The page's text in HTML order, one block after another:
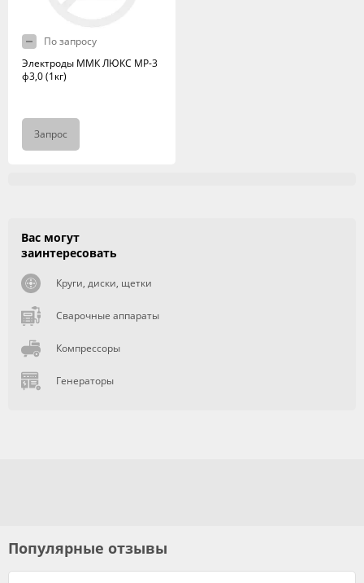
По запросу
Электроды ММК ЛЮКС МР-3
ф3,0 (1кг)
Запрос
Вас могут
заинтересовать
Круги, диски, щетки
Сварочные аппараты
Компрессоры
Генераторы
Популярные отзывы